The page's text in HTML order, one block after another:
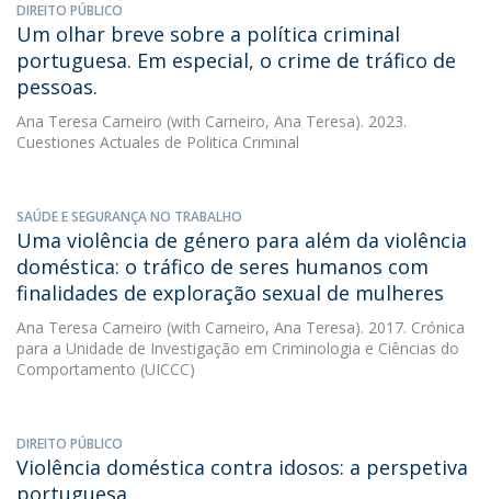
DIREITO PÚBLICO
Um olhar breve sobre a política criminal
portuguesa. Em especial, o crime de tráfico de
pessoas.
Ana Teresa Carneiro (with Carneiro, Ana Teresa). 2023.
Cuestiones Actuales de Politica Criminal
SAÚDE E SEGURANÇA NO TRABALHO
Uma violência de género para além da violência
doméstica: o tráfico de seres humanos com
finalidades de exploração sexual de mulheres
Ana Teresa Carneiro (with Carneiro, Ana Teresa). 2017. Crónica
para a Unidade de Investigação em Criminologia e Ciências do
Comportamento (UICCC)
DIREITO PÚBLICO
Violência doméstica contra idosos: a perspetiva
portuguesa